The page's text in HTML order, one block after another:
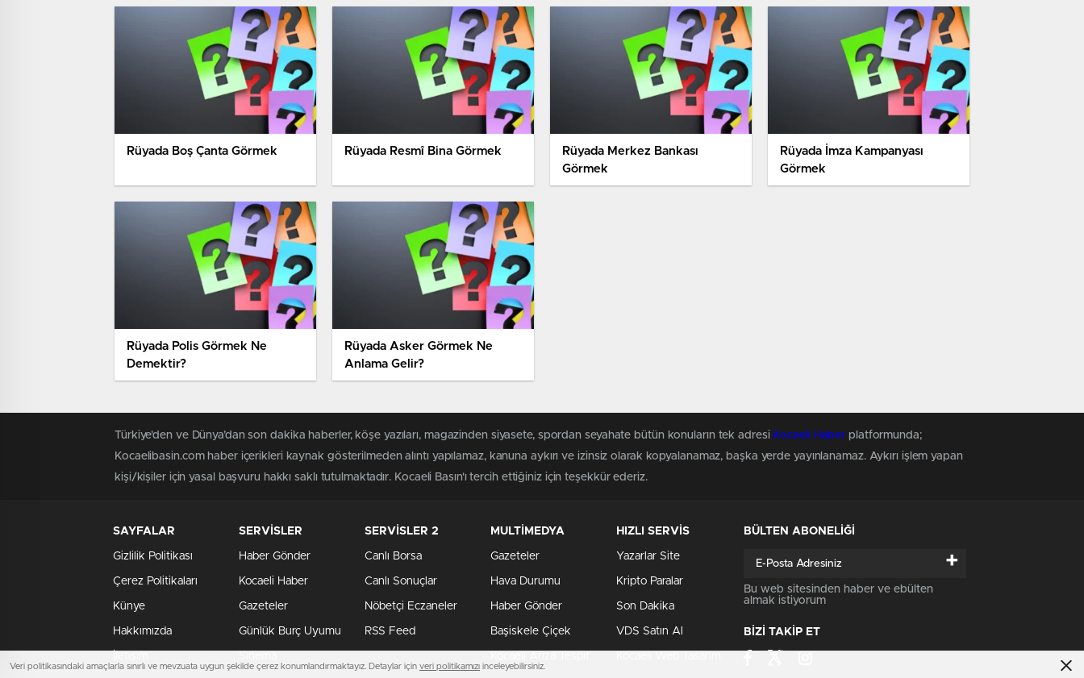
Rüyada Boş Çanta Görmek Rüyada Resmî Bina Görmek
Rüyada Merkez Bankası
Görmek
Rüyada İmza Kampanyası
Görmek
Rüyada Polis Görmek Ne
Demektir?
Rüyada Asker Görmek Ne
Anlama Gelir?
Türkiye'den ve Dünya’dan son dakika haberler, köşe yazıları, magazinden siyasete, spordan seyahate bütün konuların tek adresi Kocaeli Haber platformunda;
Kocaelibasin.com haber içerikleri kaynak gösterilmeden alıntı yapılamaz, kanuna aykırı ve izinsiz olarak kopyalanamaz, başka yerde yayınlanamaz. Aykırı işlem yapan
kişi/kişiler için yasal başvuru hakkı saklı tutulmaktadır. Kocaeli Basın'ı tercih ettiğiniz için teşekkür ederiz.
SAYFALAR
Gizlilik Politikası
Çerez Politikaları
Künye
Hakkımızda
SERVİSLER
Haber Gönder
Kocaeli Haber
Gazeteler
Günlük Burç Uyumu
SERVİSLER 2
Canlı Borsa
Canlı Sonuçlar
Nöbetçi Eczaneler
RSS Feed
MULTİMEDYA
Gazeteler
Hava Durumu
Haber Gönder
Başiskele Çiçek
HIZLI SERVİS
Yazarlar Site
Kripto Paralar
Son Dakika
VDS Satın Al
BÜLTEN ABONELİĞİ
+
Bu web sitesinden haber ve ebülten
almak istiyorum
BİZİ TAKİP ET
Veri politikasındaki amaçlarla sınırlı ve mevzuata uygun şekilde çerez konumlandırmaktayız. Detaylar için veri politikamızı inceleyebilirsiniz.